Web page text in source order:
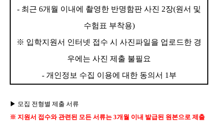
- 최근 6개월 이내에 촬영한 반명함판 사진 2장(원서 및
수험표 부착용)
※ 입학지원서 인터넷 접수 시 사진파일을 업로드한 경
우에는 사진 제출 불필요
- 개인정보 수집 이용에 대한 동의서 1 부
▶ 모집 전형별 제출 서류
※ 지원서 접수와 관련된 모든 서류는 3개월 이내 발급된 원본으로 제출